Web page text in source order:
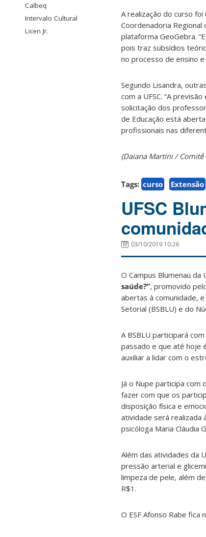
Calbeq
Intervalo Cultural
Licen Jr.
A realização do curso foi
Coordenadoria Regional
plataforma GeoGebra.
pois traz subsídios
no processo de ensino
Segundo Lisandra,
com a UFSC. “A
solicitação dos
de Educação está
profissionais nas
(Daiana Martini / Comitê
Tags: curso Extensão
UFSC
03/10/2019 10:26
O Campus Blumenau
saúde?”, promovido
abertas à comunidade,
Setorial (BSBLU) e do
A BSBLU participará
passado e que até hoje
auxiliar a lidar com o
Já o Nupe participa com
fazer com que os
disposição física e
atividade será realizada
psicóloga Maria Cláudia
Além das atividades da
pressão arterial e
limpeza de pele, além
R$1.
O ESF Afonso Rabe fica